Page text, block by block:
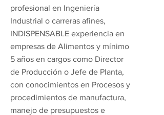
profesional en Ingeniería
Industrial o carreras afines,
INDISPENSABLE experiencia en
empresas de Alimentos y mínimo
5 años en cargos como Director
de Producción o Jefe de Planta,
con conocimientos en Procesos y
procedimientos de manufactura,
manejo de presupuestos e